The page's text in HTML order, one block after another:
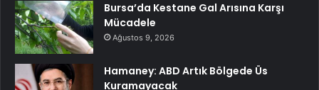
Bursa’da Kestane Gal Arısına Karşı
Mücadele
Ağustos 9, 2026
Hamaney: ABD Artık Bölgede Üs
Kuramayacak